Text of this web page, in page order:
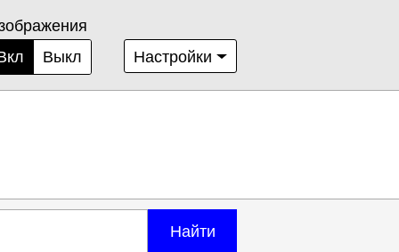
Выкл Настройки
Найти